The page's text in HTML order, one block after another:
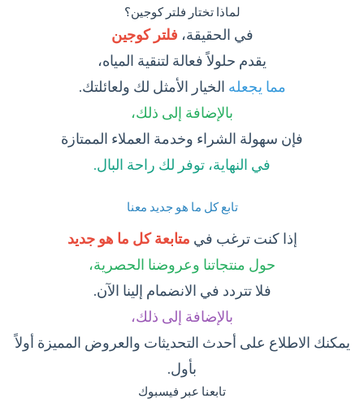
لماذا تختار فلتر كوجين؟
في الحقيقة، فلتر كوجين
يقدم حلولاً فعالة لتنقية المياه،
مما يجعلهالخيار الأمثل لك ولعائلتك.
بالإضافة إلى ذلك،
فإن سهولة الشراء وخدمة العملاء الممتازة
في النهاية، توفر لك راحة البال.
تابع كل ما هو جديد معنا
إذا كنت ترغب فيمتابعة كل ما هو جديد
حول منتجاتنا وعروضنا الحصرية،
فلا تتردد في الانضمام إلينا الآن.
بالإضافة إلى ذلك،
يمكنك الاطلاع على أحدث التحديثات والعروض المميزة أولاً
بأول.
تابعنا عبر فيسبوك